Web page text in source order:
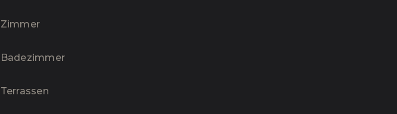
Zimmer
Badezimmer
Terrassen